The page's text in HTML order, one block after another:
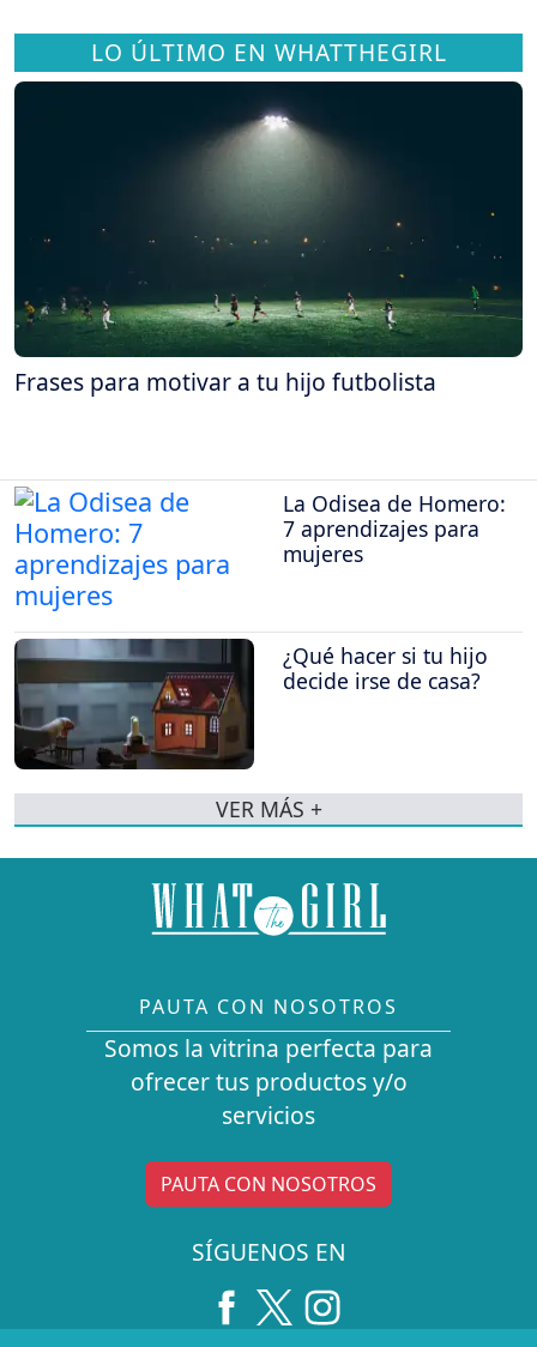
LO ÚLTIMO EN WHATTHEGIRL
Frases para motivar a tu hijo futbolista
La Odisea de Homero:
7 aprendizajes para
mujeres
¿Qué hacer si tu hijo
decide irse de casa?
VER MÁS +
PAUTA CON NOSOTROS
Somos la vitrina perfecta para
ofrecer tus productos y/o
servicios
PAUTA CON NOSOTROS
SÍGUENOS EN